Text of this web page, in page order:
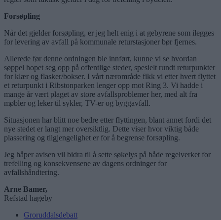
Forsøpling
Når det gjelder forsøpling, er jeg helt enig i at gebyrene som ilegges
for levering av avfall på kommunale returstasjoner bør fjernes.
Allerede før denne ordningen ble innført, kunne vi se hvordan
søppel hopet seg opp på offentlige steder, spesielt rundt returpunkter
for klær og flasker/bokser. I vårt nærområde fikk vi etter hvert flyttet
et returpunkt i Ribstonparken lenger opp mot Ring 3. Vi hadde i
mange år vært plaget av store avfallsproblemer her, med alt fra
møbler og leker til sykler, TV-er og byggavfall.
Situasjonen har blitt noe bedre etter flyttingen, blant annet fordi det
nye stedet er langt mer oversiktlig. Dette viser hvor viktig både
plassering og tilgjengelighet er for å begrense forsøpling.
Jeg håper avisen vil bidra til å sette søkelys på både regelverket for
trefelling og konsekvensene av dagens ordninger for
avfallshåndtering.
Arne Bamer,
Refstad hageby
Groruddalsdebatt